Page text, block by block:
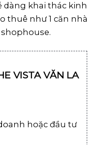
dàng khai thác kinh
thuê như 1 căn nhà
VISTA VĂN LA
hoặc đầu tư